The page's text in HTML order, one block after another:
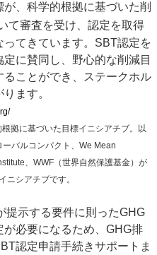
、科学的根拠に基づいた削
て審査を受け、認定を取得
てきています。 SBT認定を
に賛同し、野心的な削減目
ことができ、ステークホル
ます。
拠に基づいた目標イニシアチブ。以
バルコンパクト、We Mean
、WWF（世界自然保護基金）が
ニシアチブです。
提示する要件に則ったGHG
必要になるため、 GHG排
認定申請手続きサポートま